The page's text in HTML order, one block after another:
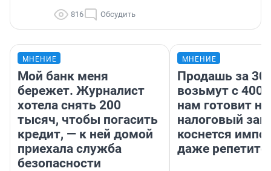
816 Обсудить
МНЕНИЕ
Мой банк меня
бережет. Журналист
хотела снять 200
тысяч, чтобы погасить
кредит, — к ней домой
приехала служба
безопасности
МНЕНИЕ
Продашь за
возьмут с
нам готовит
налоговый
коснется
даже